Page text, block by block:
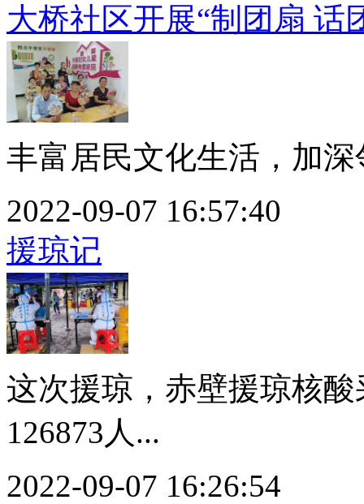
大桥社区开展“制团扇 话
丰富居民文化生活，加
2022-09-07 16:57:40
援琼记
这次援琼，赤壁援琼核
126873人...
2022-09-07 16:26:54